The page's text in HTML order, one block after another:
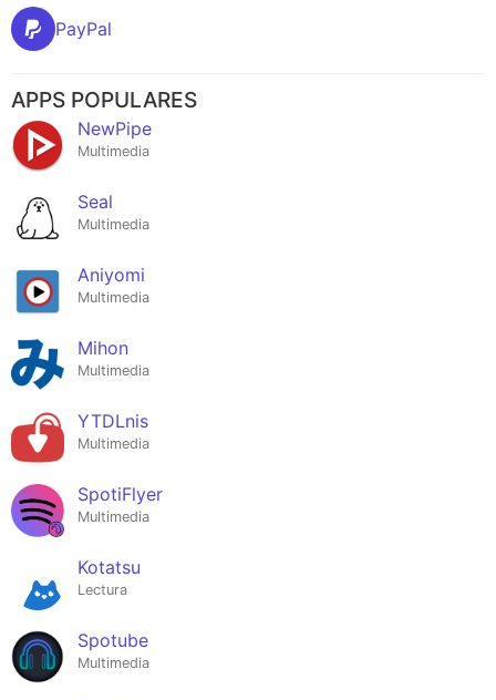
PayPal
APPS POPULARES
NewPipe
Multimedia
Seal
Multimedia
Aniyomi
Multimedia
Mihon
Multimedia
YTDLnis
Multimedia
SpotiFlyer
Multimedia
Kotatsu
Lectura
Spotube
Multimedia